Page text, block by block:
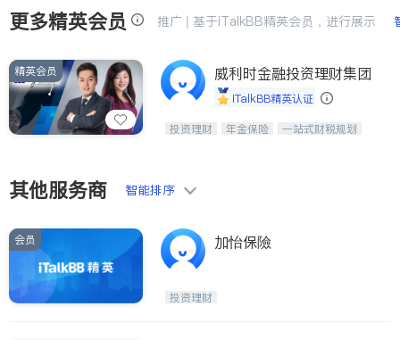
更多精英会员 推广 | 基于iTalkBB精英会员，进行展示
精英会员 威利时金融投资理财集团
iTalkBB精英认证
威利时金融集团秉持诚信，提供固定收
投资理财 年金保险
一站式财税规划
长期护理医疗保险
个人保险
其他服务商 智能排序
会员 加怡保險
投资理财